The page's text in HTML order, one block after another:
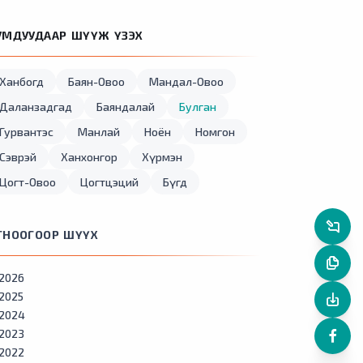
ШҮҮЖ ҮЗЭХ
Ханбогд Баян-Овоо
Мандал-Овоо
Даланзадгад
Баяндалай
Булган
Гурвантэс
Манлай Ноён
Номгон
Сэврэй
Ханхонгор
Хүрмэн
Цогт-Овоо
Цогтцэций Бүгд
ШҮҮХ